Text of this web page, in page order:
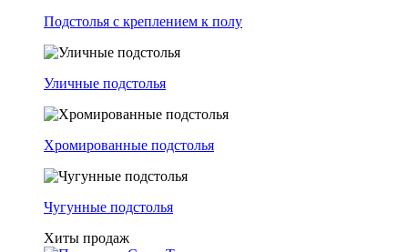
Подстолья с креплением к полу
Уличные подстолья
Хромированные подстолья
Чугунные подстолья
Хиты продаж